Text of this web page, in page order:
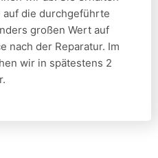
auf die durchgeführte
großen Wert auf
nach der Reparatur. Im
wir in spätestens 2